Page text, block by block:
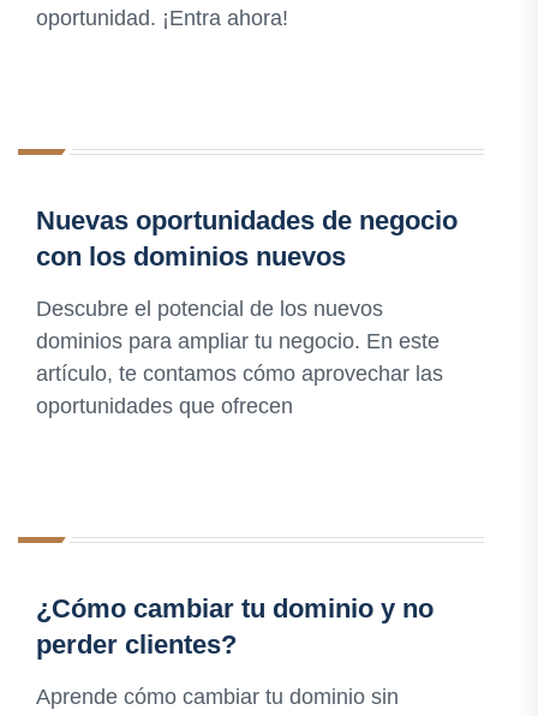
oportunidad. ¡Entra ahora!
Nuevas oportunidades de negocio
con los dominios nuevos
Descubre el potencial de los nuevos
dominios para ampliar tu negocio. En este
artículo, te contamos cómo aprovechar las
oportunidades que ofrecen
¿Cómo cambiar tu dominio y no
perder clientes?
Aprende cómo cambiar tu dominio sin